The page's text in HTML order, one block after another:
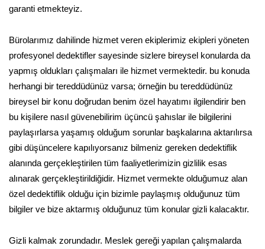
garanti etmekteyiz.
Bürolarımız dahilinde hizmet veren ekiplerimiz ekipleri yöneten
profesyonel dedektifler sayesinde sizlere bireysel konularda da
yapmış oldukları çalışmaları ile hizmet vermektedir. bu konuda
herhangi bir tereddüdünüz varsa; örneğin bu tereddüdünüz
bireysel bir konu doğrudan benim özel hayatımı ilgilendirir ben
bu kişilere nasıl güvenebilirim üçüncü şahıslar ile bilgilerini
paylaşırlarsa yaşamış olduğum sorunlar başkalarına aktarılırsa
gibi düşüncelere kapılıyorsanız bilmeniz gereken dedektiflik
alanında gerçekleştirilen tüm faaliyetlerimizin gizlilik esas
alınarak gerçekleştirildiğidir. Hizmet vermekte olduğumuz alan
özel dedektiflik olduğu için bizimle paylaşmış olduğunuz tüm
bilgiler ve bize aktarmış olduğunuz tüm konular gizli kalacaktır.
Gizli kalmak zorundadır. Meslek gereği yapılan çalışmalarda